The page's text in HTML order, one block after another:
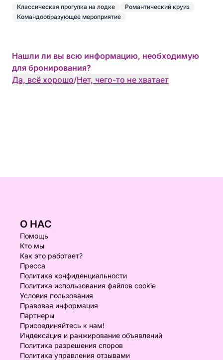
Классическая прогулка на лодке
Романтический круиз
Командообразующее мероприятие
Нашли ли вы всю информацию, необходимую
для бронирования?
Да, всё хорошо/Нет, чего-то не хватает
О НАС
Помощь
Кто мы
Как это работает?
Пресса
Политика конфиденциальности
Политика использования файлов cookie
Условия пользования
Правовая информация
Партнеры
Присоединяйтесь к нам!
Индексация и ранжирование объявлений
Политика разрешения споров
Политика управления отзывами